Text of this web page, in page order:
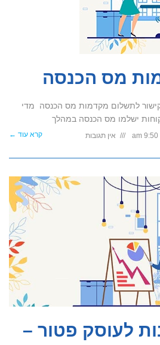
מס הכנסה
לתשלום מקדמות מס הכנסה מדי
ישלמו מס הכנסה במהלך
9:50 am אין תגובות קרא עוד ←
לעוסק פטור –